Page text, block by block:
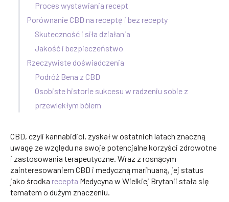
Proces wystawiania recept
Porównanie CBD na receptę i bez recepty
Skuteczność i siła działania
Jakość i bezpieczeństwo
Rzeczywiste doświadczenia
Podróż Bena z CBD
Osobiste historie sukcesu w radzeniu sobie z
przewlekłym bólem
CBD, czyli kannabidiol, zyskał w ostatnich latach znaczną
uwagę ze względu na swoje potencjalne korzyści zdrowotne
i zastosowania terapeutyczne. Wraz z rosnącym
zainteresowaniem CBD i medyczną marihuaną, jej status
jako środka recepta Medycyna w Wielkiej Brytanii stała się
tematem o dużym znaczeniu.